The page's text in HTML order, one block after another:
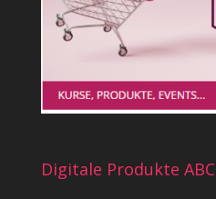
Digitale Produkte ABC